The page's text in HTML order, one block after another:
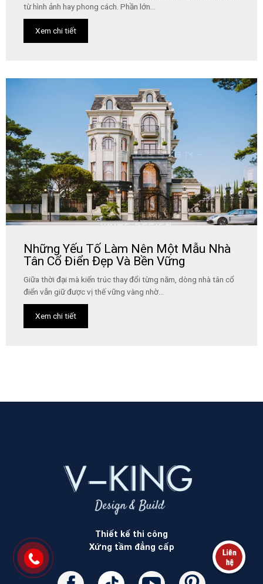
từ hình ảnh hay phong cách. Phần lớn...
Xem chi tiết
Những Yếu Tố Làm Nên Một Mẫu Nhà
Tân Cổ Điển Đẹp Và Bền Vững
Giữa thời đại mà kiến trúc thay đổi từng năm, dòng nhà tân cổ
điển vẫn giữ được vị thế vững vàng nhờ...
Xem chi tiết
Thiết kế thi công
Xứng tầm đẳng cấp